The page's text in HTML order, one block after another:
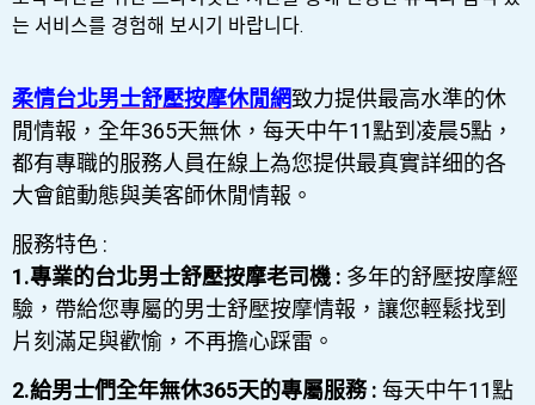
는 서비스를 경험해 보시기 바랍니다.
柔情台北男士舒壓按摩休閒網致力提供最高水準的休
閒情報，全年365天無休，每天中午11點到凌晨5點，
都有專職的服務人員在線上為您提供最真實詳细的各
大會館動態與美客師休閒情報。
服務特色 :
1.專業的台北男士舒壓按摩老司機 : 多年的舒壓按摩經
驗，帶給您專屬的男士舒壓按摩情報，讓您輕鬆找到
片刻滿足與歡愉，不再擔心踩雷。
2.給男士們全年無休365天的專屬服務 : 每天中午11點